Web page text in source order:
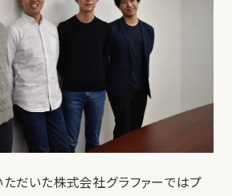
だいた株式会社グラファーではプ